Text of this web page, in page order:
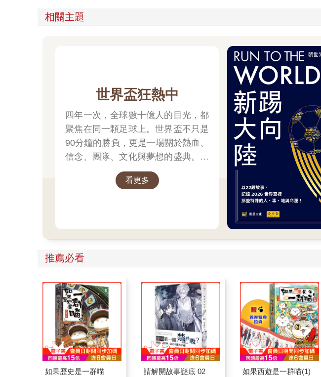
相關主題
世界盃狂熱中
四年一次，全球數十億人的目光，都
聚焦在同一顆足球上。世界盃不只是
90分鐘的勝負，更是一場關於熱血、
信念、團隊、文化與夢想的盛典。每
一次精彩進球，都凝聚無數汗水；每
一支國家隊背後，都有屬於自己的故
讓閱讀與足球，一起點燃今夏最精彩
的每一天。
看更多
推薦必看
如果歷史是一群喵
請解開故事謎底 02
如果西遊是一群喵(1)